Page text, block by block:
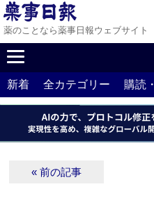
薬のことなら薬事日報ウェブサイト
新着 全カテゴリー 購読
« 前の記事